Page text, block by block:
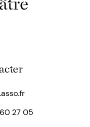
27 05